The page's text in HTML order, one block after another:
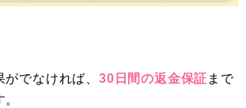
でなければ、 30日間の返金保証 まで